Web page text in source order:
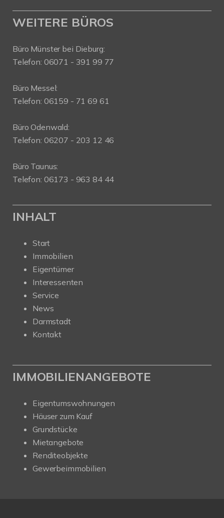
WEITERE BÜROS
Büro Münster bei Dieburg:
Telefon: 06071 - 391 99 77
Büro Messel:
Telefon: 06159 - 71 69 61
Büro Odenwald:
Telefon: 06207 - 203 12 46
Büro Taunus:
Telefon: 06173 - 963 84 44
INHALT
Start
Immobilien
Eigentümer
Interessenten
Service
News
Darmstadt
Kontakt
IMMOBILIENANGEBOTE
Eigentumswohnungen
Häuser zum Kauf
Grundstücke
Mietangebote
Renditeobjekte
Gewerbeimmobilien